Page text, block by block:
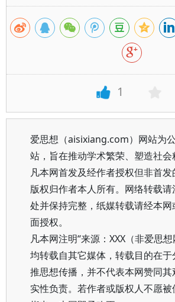
1
爱思想（aisixiang.com）网站为
站，旨在推动学术繁荣、塑造社会
凡本网首发及经作者授权但非首发
版权归作者本人所有。网络转载请
处并保持完整，纸媒转载请经本
面授权。
凡本网注明“来源：XXX（非爱思想
均转载自其它媒体，转载目的在
推思想传播，并不代表本网赞同
实性负责。若作者或版权人不愿